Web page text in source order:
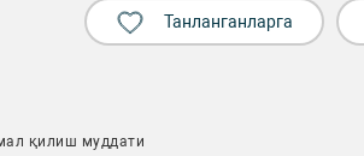
Танланганларга
қилиш муддати